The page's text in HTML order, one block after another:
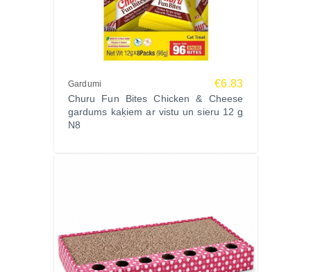
Gardumi €6.83
Churu Fun Bites Chicken & Cheese
gardums kaķiem ar vistu un sieru 12 g
N8